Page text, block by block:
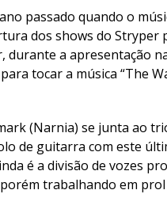
passado quando o
dos shows do Stryper
a apresentação
tocar a música “The
(Narnia) se junta ao
de guitarra com este
é a divisão de vozes
trabalhando em prol